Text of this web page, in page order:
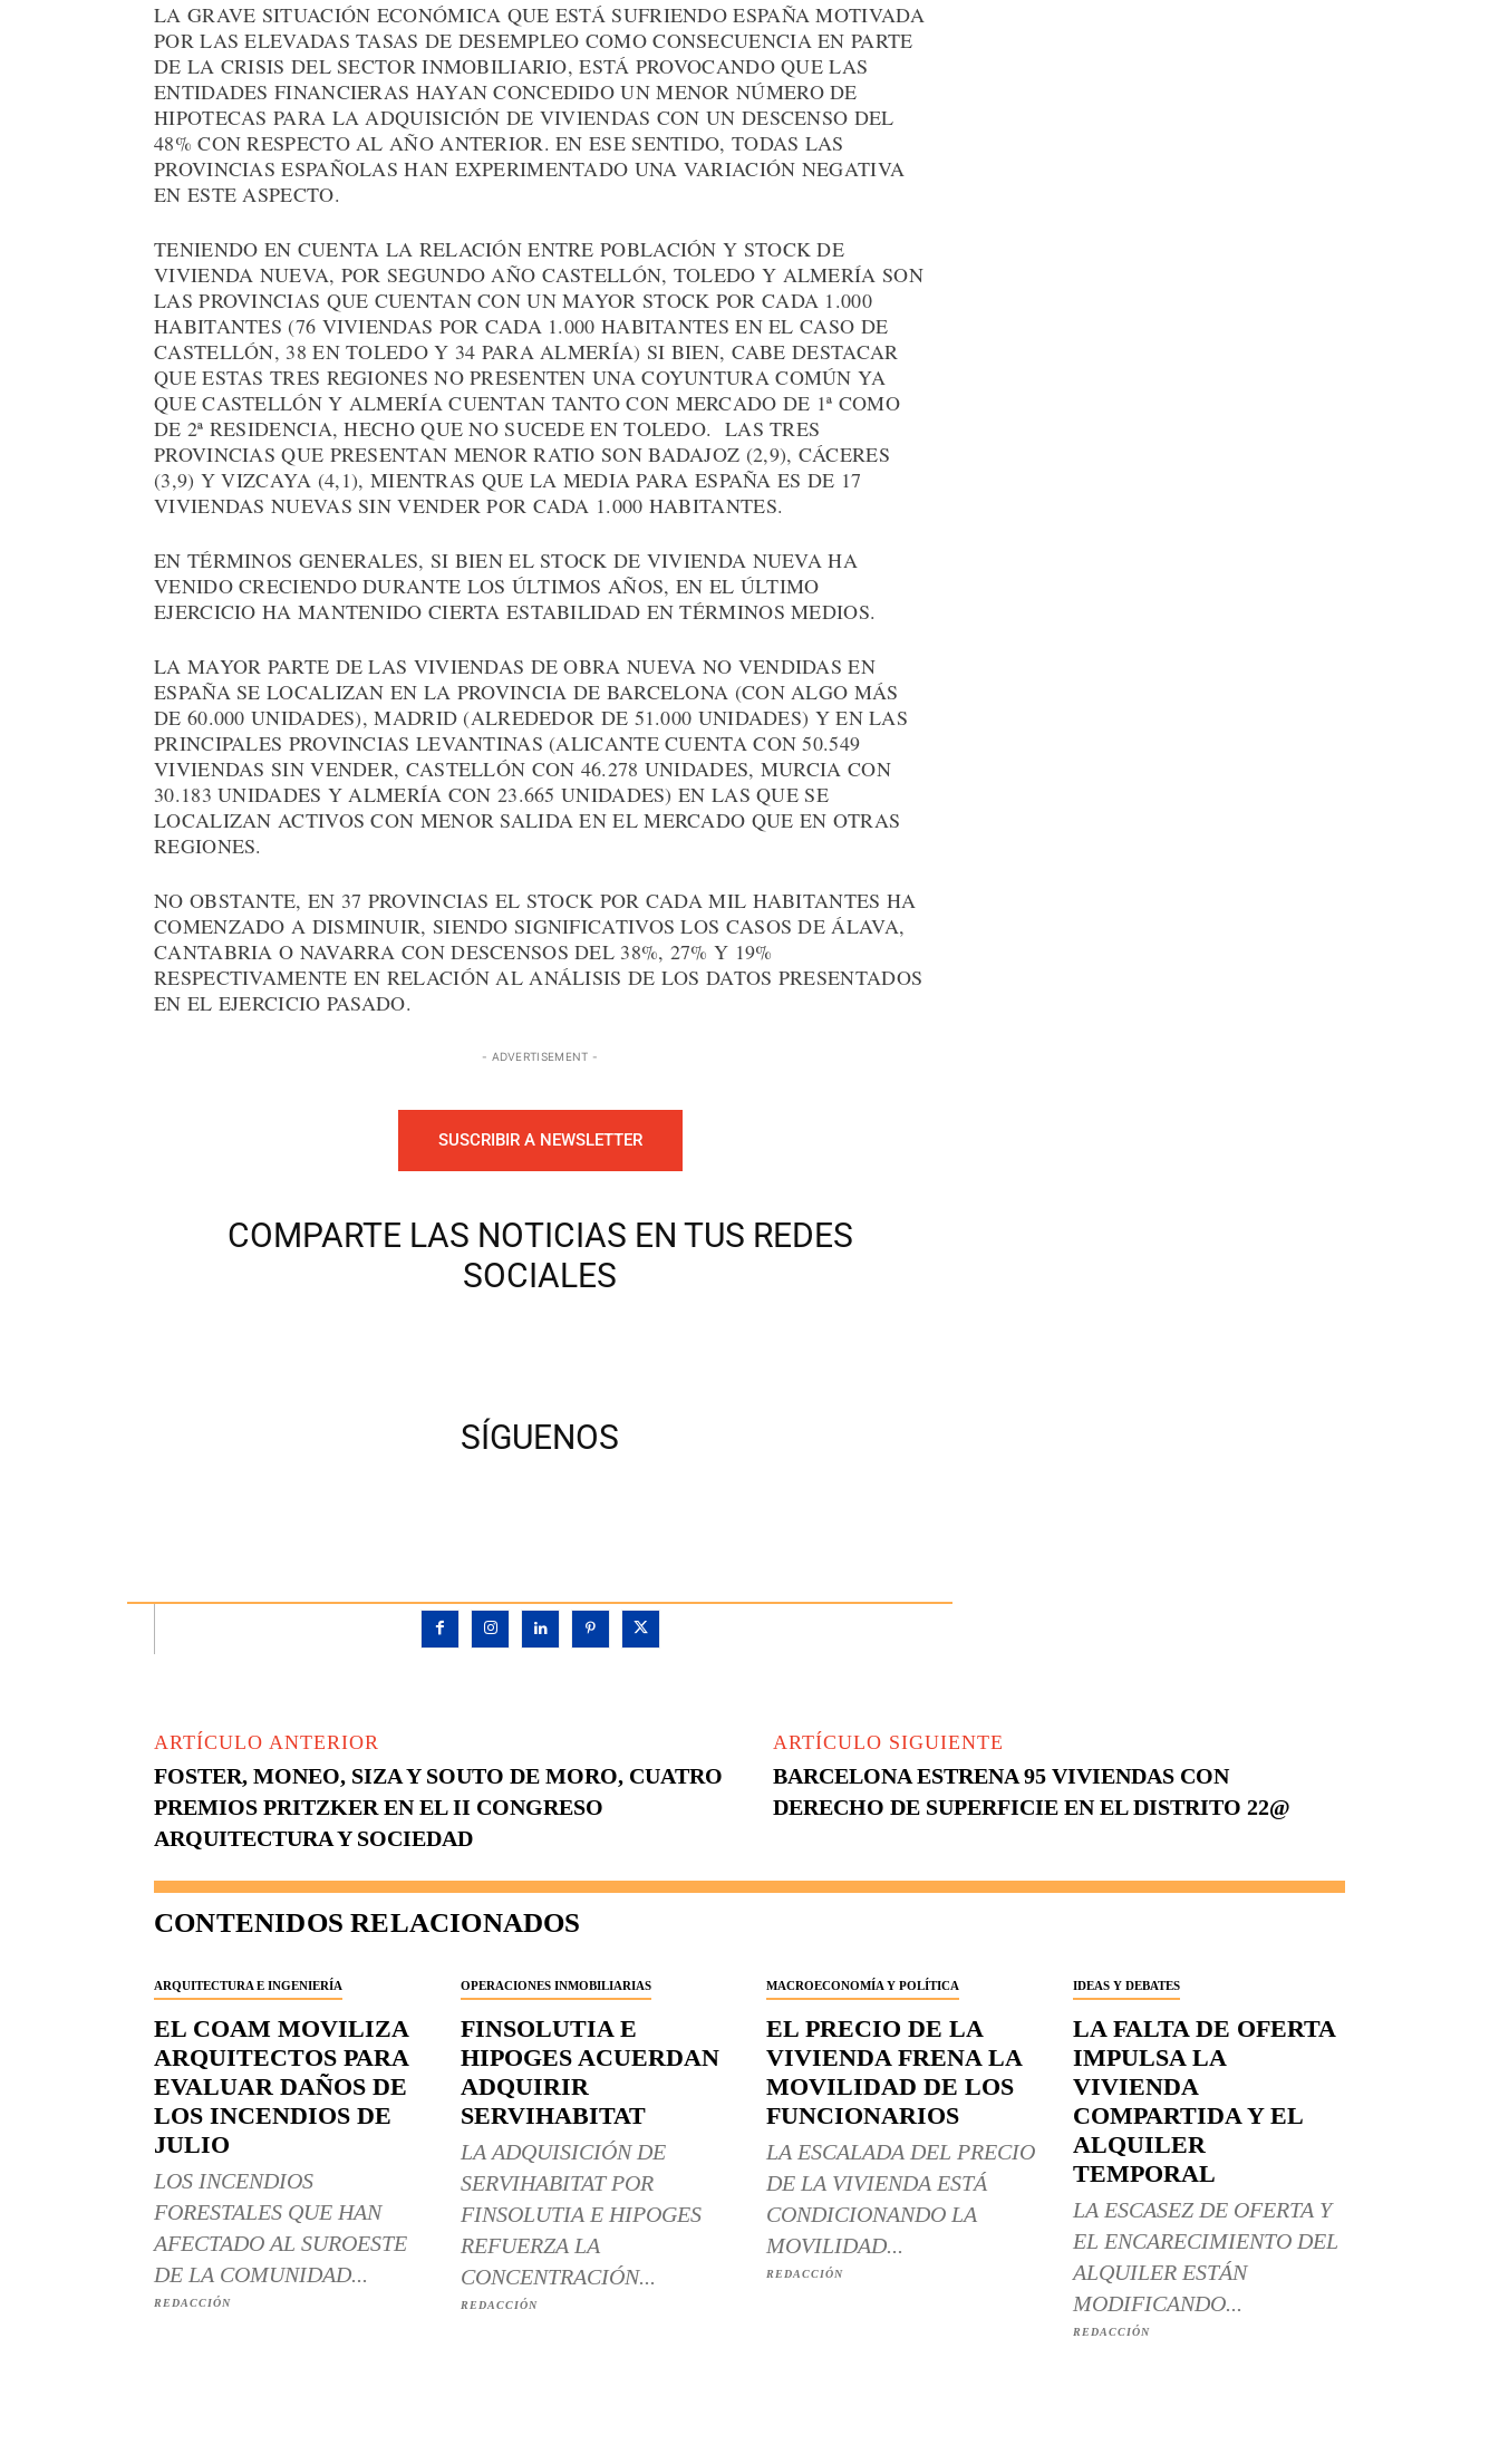
LA GRAVE SITUACIÓN ECONÓMICA QUE ESTÁ SUFRIENDO ESPAÑA MOTIVADA
POR LAS ELEVADAS TASAS DE DESEMPLEO COMO CONSECUENCIA EN PARTE
DE LA CRISIS DEL SECTOR INMOBILIARIO, ESTÁ PROVOCANDO QUE LAS
ENTIDADES FINANCIERAS HAYAN CONCEDIDO UN MENOR NÚMERO DE
HIPOTECAS PARA LA ADQUISICIÓN DE VIVIENDAS CON UN DESCENSO DEL
48% CON RESPECTO AL AÑO ANTERIOR. EN ESE SENTIDO, TODAS LAS
PROVINCIAS ESPAÑOLAS HAN EXPERIMENTADO UNA VARIACIÓN NEGATIVA
EN ESTE ASPECTO.
TENIENDO EN CUENTA LA RELACIÓN ENTRE POBLACIÓN Y STOCK DE
VIVIENDA NUEVA, POR SEGUNDO AÑO CASTELLÓN, TOLEDO Y ALMERÍA SON
LAS PROVINCIAS QUE CUENTAN CON UN MAYOR STOCK POR CADA 1.000
HABITANTES (76 VIVIENDAS POR CADA 1.000 HABITANTES EN EL CASO DE
CASTELLÓN, 38 EN TOLEDO Y 34 PARA ALMERÍA) SI BIEN, CABE DESTACAR
QUE ESTAS TRES REGIONES NO PRESENTEN UNA COYUNTURA COMÚN YA
QUE CASTELLÓN Y ALMERÍA CUENTAN TANTO CON MERCADO DE 1ª COMO
DE 2ª RESIDENCIA, HECHO QUE NO SUCEDE EN TOLEDO. LAS TRES
PROVINCIAS QUE PRESENTAN MENOR RATIO SON BADAJOZ (2,9), CÁCERES
(3,9) Y VIZCAYA (4,1), MIENTRAS QUE LA MEDIA PARA ESPAÑA ES DE 17
VIVIENDAS NUEVAS SIN VENDER POR CADA 1.000 HABITANTES.
EN TÉRMINOS GENERALES, SI BIEN EL STOCK DE VIVIENDA NUEVA HA
VENIDO CRECIENDO DURANTE LOS ÚLTIMOS AÑOS, EN EL ÚLTIMO
EJERCICIO HA MANTENIDO CIERTA ESTABILIDAD EN TÉRMINOS MEDIOS.
LA MAYOR PARTE DE LAS VIVIENDAS DE OBRA NUEVA NO VENDIDAS EN
ESPAÑA SE LOCALIZAN EN LA PROVINCIA DE BARCELONA (CON ALGO MÁS
DE 60.000 UNIDADES), MADRID (ALREDEDOR DE 51.000 UNIDADES) Y EN LAS
PRINCIPALES PROVINCIAS LEVANTINAS (ALICANTE CUENTA CON 50.549
VIVIENDAS SIN VENDER, CASTELLÓN CON 46.278 UNIDADES, MURCIA CON
30.183 UNIDADES Y ALMERÍA CON 23.665 UNIDADES) EN LAS QUE SE
LOCALIZAN ACTIVOS CON MENOR SALIDA EN EL MERCADO QUE EN OTRAS
REGIONES.
NO OBSTANTE, EN 37 PROVINCIAS EL STOCK POR CADA MIL HABITANTES HA
COMENZADO A DISMINUIR, SIENDO SIGNIFICATIVOS LOS CASOS DE ÁLAVA,
CANTABRIA O NAVARRA CON DESCENSOS DEL 38%, 27% Y 19%
RESPECTIVAMENTE EN RELACIÓN AL ANÁLISIS DE LOS DATOS PRESENTADOS
EN EL EJERCICIO PASADO.
- ADVERTISEMENT -
SUSCRIBIR A NEWSLETTER
COMPARTE LAS NOTICIAS EN TUS REDES
SOCIALES
SÍGUENOS
ARTÍCULO ANTERIOR
FOSTER, MONEO, SIZA Y SOUTO DE MORO, CUATRO
PREMIOS PRITZKER EN EL II CONGRESO
ARQUITECTURA Y SOCIEDAD
ARTÍCULO SIGUIENTE
BARCELONA ESTRENA 95 VIVIENDAS CON
DERECHO DE SUPERFICIE EN EL DISTRITO 22@
CONTENIDOS RELACIONADOS
ARQUITECTURA E INGENIERÍA
EL COAM MOVILIZA
ARQUITECTOS PARA
EVALUAR DAÑOS DE
LOS INCENDIOS DE
JULIO
LOS INCENDIOS
FORESTALES QUE HAN
AFECTADO AL SUROESTE
DE LA COMUNIDAD...
REDACCIÓN
OPERACIONES INMOBILIARIAS
FINSOLUTIA E
HIPOGES ACUERDAN
ADQUIRIR
SERVIHABITAT
LA ADQUISICIÓN DE
SERVIHABITAT POR
FINSOLUTIA E HIPOGES
REFUERZA LA
CONCENTRACIÓN...
REDACCIÓN
MACROECONOMÍA Y POLÍTICA
EL PRECIO DE LA
VIVIENDA FRENA LA
MOVILIDAD DE LOS
FUNCIONARIOS
LA ESCALADA DEL PRECIO
DE LA VIVIENDA ESTÁ
CONDICIONANDO LA
MOVILIDAD...
REDACCIÓN
IDEAS Y DEBATES
LA FALTA DE OFERTA
IMPULSA LA
VIVIENDA
COMPARTIDA Y EL
ALQUILER
TEMPORAL
LA ESCASEZ DE OFERTA Y
EL ENCARECIMIENTO DEL
ALQUILER ESTÁN
MODIFICANDO...
REDACCIÓN